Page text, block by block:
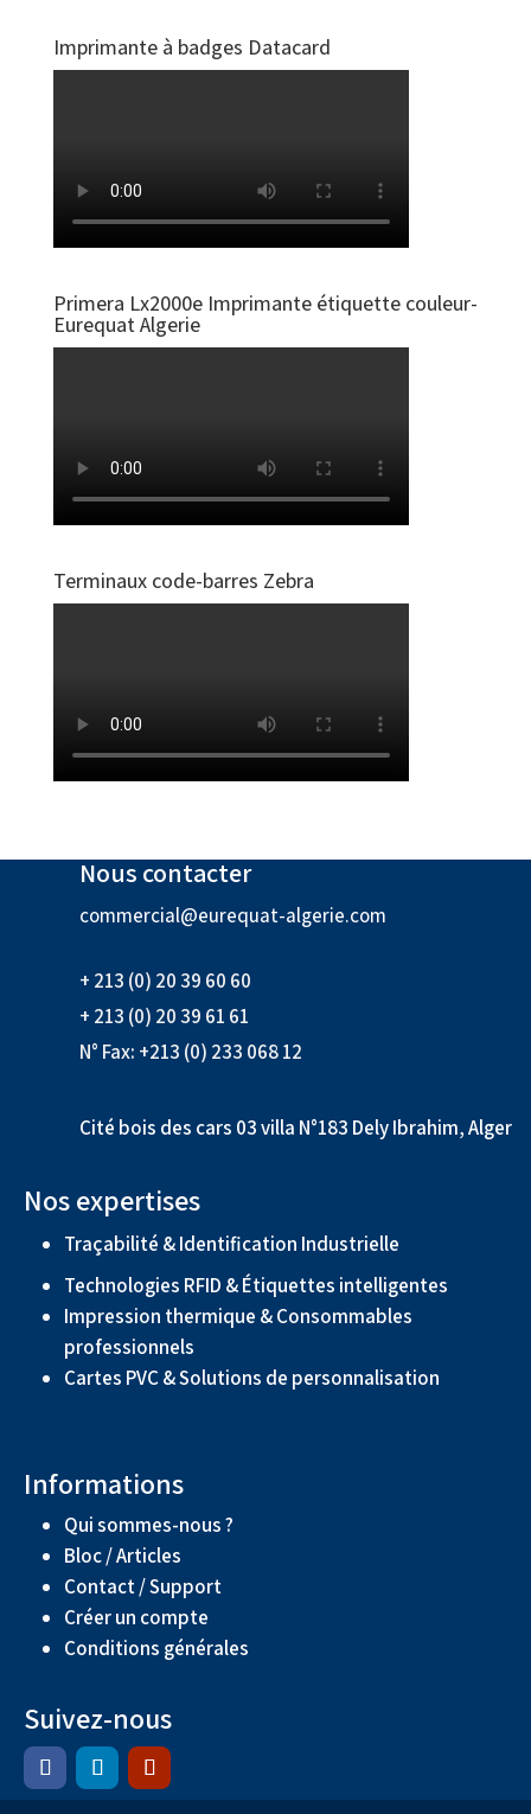
Imprimante à badges Datacard
Primera Lx2000e Imprimante étiquette couleur-
Eurequat Algerie
Terminaux code-barres Zebra
Nous contacter
commercial@eurequat-algerie.com
+ 213 (0) 20 39 60 60
+ 213 (0) 20 39 61 61
N° Fax: +213 (0) 233 068 12
Cité bois des cars 03 villa N°183 Dely Ibrahim, Alger
Nos expertises
Traçabilité & Identification Industrielle
Technologies RFID & Étiquettes intelligentes
Impression thermique & Consommables
professionnels
Cartes PVC & Solutions de personnalisation
Informations
Qui sommes-nous ?
Bloc / Articles
Contact / Support
Créer un compte
Conditions générales
Suivez-nous